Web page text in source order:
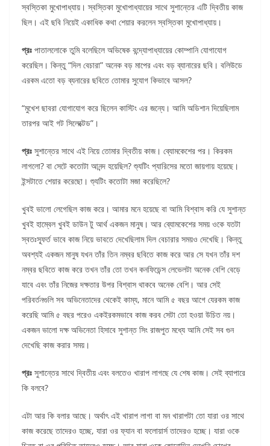
স্বস্তিকা মুখোপাধ্যায়। স্বস্তিকা মুখোপাধ্যায়ের সাথে সুশান্তের এটি দ্বিতীয় কাজ
ছিল। এই ছবি নিয়েই একাধিক কথা শেয়ার করলেন স্বস্তিকা মুখোপাধ্যায়।
প্রঃ পাতাললোকে তুমি বলেছিলে অভিষেক বন্দ্যোপাধ্যায়ের কোম্পানি যোগাযোগ
করেছিল। কিন্তু “দিল বেচারা” অনেক বড় মাপের এবং বড় ব্যানারের ছবি। বলিউডে
এরকম এতো বড় ব্যনারের ছবিতে তোমার সুযোগ কিভাবে আসল?
“মুখেশ ছাবরা যোগাযোগ করে ছিলেন কাস্টিং এর জন্যে। আমি অডিশান দিয়েছিলাম
তারপর আই গট সিলেক্টেড”।
প্রঃ সুশান্তের সাথে এই নিয়ে তোমার দ্বিতীয় কাজ। ব্যোমকেশের পর। কিরকম
লাগলো? বা সেটে কতোটা আনন্দ হয়েছিল? শ্যুটিং প্যারিসের মতো জায়গায় হয়েছে।
ইন্সটাতে শেয়ার করেছো। শ্যুটিং কতোটা মজা করেছিলে?
খুবই ভালো লেগেছিল কাজ করে। আমার মনে হয়েছে বা আমি বিশ্বাস করি যে সুশান্ত
খুবই হাম্বেল খুবই ডাউন টু আর্থ একজন মানুষ। আর ব্যোমকেশের সময় ওকে যতটা
স্বতঃস্ফূর্ত ভাবে কাজ নিয়ে ভাবতে দেখেছিলাম দিল বেচারার সময়ও দেখেছি। কিন্তু
অবশ্যই একজন মানুষ যখন তাঁর তিন নম্বর ছবিতে কাজ করে আর সে যখন তাঁর দশ
নম্বর ছবিতে কাজ করে তখন তাঁর তো তখন কনফিডেন্স লেভেলটা অনেক বেশি বেড়ে
যাবে এবং তাঁর নিজের দক্ষতার উপর বিশ্বাস থাকবে অনেক বেশি। আর সেই
পরিবর্তনগুলি সব অভিনেতাদের থেকেই কাম্য, মানে আমি ৫ বছর আগে যেরকম কাজ
করেছি আমি ৫ বছর পরেও একইরকমভাবে কাজ করব সেটা তো হওয়া উচিত নয়।
একজন ভালো দক্ষ অভিনেতা হিসাবে সুশান্ত সিং রাজপুত মধ্যে আমি সেই সব গুন
দেখেছি কাজ করার সময়।
প্রঃ সুশান্তের সাথে দ্বিতীয় এবং বলতেও খারাপ লাগছে যে শেষ কাজ। সেই ব্যাপারে
কি বলবে?
এটা আর কি বলার আছে। অর্থাৎ এই খারাপ লাগা বা মন খারাপটা তো যারা ওর সাথে
কাজ করেছে তাদেরও হচ্ছে, যারা ওর ফ্যান বা ফলোয়ার্স তাদেরও হচ্ছে। যারা ওকে